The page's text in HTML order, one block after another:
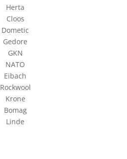
Herta
Cloos
Dometic
Gedore
GKN
NATO
Eibach
Rockwool
Krone
Bomag
Linde